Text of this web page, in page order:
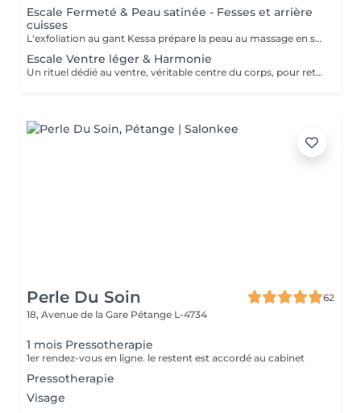
Escale Fermeté & Peau satinée - Fesses et arrière
cuisses
L'exfoliation au gant Kessa prépare la peau au massage en stimulant la circulation. Des manuvres énergiques et drainantes favorisent la tonicité. Un enveloppement gel au Gotu Kola est ensuite appliqué. Reconnu en Ayurveda pour ses propriétés raffermissantes, cet actif végétal d'exception est associé à d'autres extraits botaniques sélectionnés pour leurs actions tonifiantes, drainantes et lissantes. Sa texture fraîche procure une sensation immédiate de confort et de légèreté. Le rituel se termine par l'application d'un soin corps au Gotu Kola et au Lotus afin de prolonger les bienfaits du soin et laisser la peau douce, souple et délicatement satinée. Une parenthèse de bien-être pour retrouver une peau plus lisse et visiblement sublimée. Et à vous les bikinis cet été !
Escale Ventre léger & Harmonie
Un rituel dédié au ventre, véritable centre du corps, pour retrouver confort, bien-être et légèreté. L'exfoliation au gant Kessa stimule la peau et prépare les tissus à recevoir les bienfaits du massage. Des manuvres toniques et drainantes sont ensuite réalisées à l'aide d'une huile de massage naturelle enrichie aux huiles essentielles. Un enveloppement gel au Gotu Kola est ensuite appliqué. Reconnu en Ayurveda pour ses propriétés raffermissantes et tonifiantes, le Gotu Kola est associé au lotus sacré pour accompagner la peau vers davantage de souplesse, de confort et de tonicité. Pendant leur temps de pose, profitez d'un massage relaxant du cuir chevelu, du visage ou de la nuque. Le rituel se termine par l'application d'une lotion raffermissante afin de laisser la peau souple, confortable et délicatement satinée. Une parenthèse de détente pour prendre soin de son ventre et renouer avec l'harmonie du corps.
Perle Du Soin
62
18, Avenue de la Gare Pétange L-4734
1 mois Pressotherapie
1er rendez-vous en ligne. le restent est accordé au cabinet
Pressotherapie
Visage